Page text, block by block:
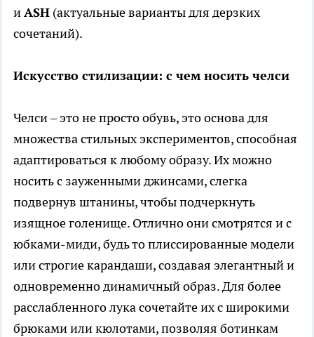
иASH (актуальные варианты для дерзких
сочетаний).
Искусство стилизации: с чем носить челси
Челси – это не просто обувь, это основа для
множества стильных экспериментов, способная
адаптироваться к любому образу. Их можно
носить с зауженными джинсами, слегка
подвернув штанины, чтобы подчеркнуть
изящное голенище. Отлично они смотрятся и с
юбками-миди, будь то плиссированные модели
или строгие карандаши, создавая элегантный и
одновременно динамичный образ. Для более
расслабленного лука сочетайте их с широкими
брюками или кюлотами, позволяя ботинкам